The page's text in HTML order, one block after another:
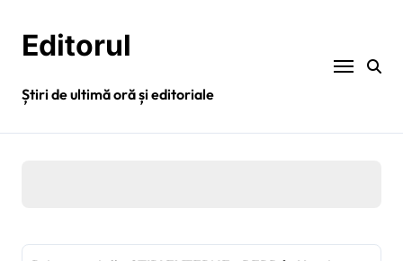
conținutEditorul
Știri de ultimă oră și editoriale